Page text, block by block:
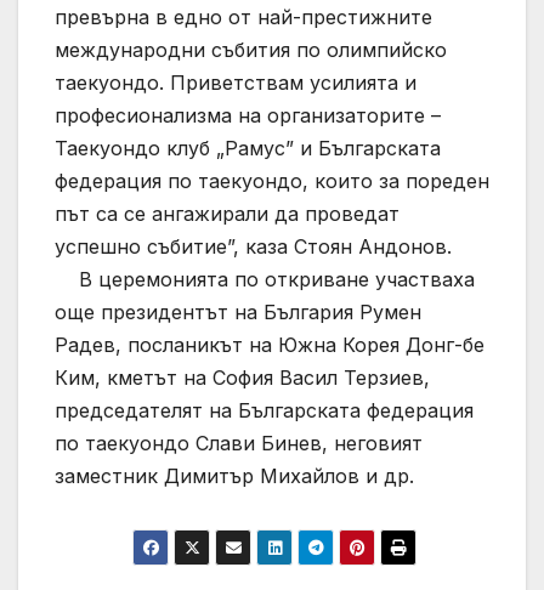
превърна в едно от най-престижните
международни събития по олимпийско
таекуондо. Приветствам усилията и
професионализма на организаторите –
Таекуондо клуб „Рамус” и Българската
федерация по таекуондо, които за пореден
път са се ангажирали да проведат
успешно събитие”, каза Стоян Андонов.
В церемонията по откриване участваха
още президентът на България Румен
Радев, посланикът на Южна Корея Донг-бе
Ким, кметът на София Васил Терзиев,
председателят на Българската федерация
по таекуондо Слави Бинев, неговият
заместник Димитър Михайлов и др.